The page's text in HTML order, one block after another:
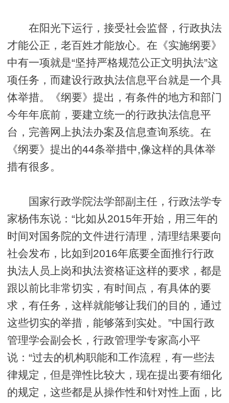
在阳光下运行，接受社会监督，行政执法
才能公正，老百姓才能放心。在《实施纲要》
中有一项就是“坚持严格规范公正文明执法”这
项任务，而建设行政执法信息平台就是一个具
体举措。《纲要》提出，有条件的地方和部门
今年年底前，要建立统一的行政执法信息平
台，完善网上执法办案及信息查询系统。在
《纲要》提出的44条举措中,像这样的具体举
措有很多。
国家行政学院法学部副主任，行政法学专
家杨伟东说：“比如从2015年开始，用三年的
时间对国务院的文件进行清理，清理结果要向
社会发布，比如到2016年底要全面推行行政
执法人员上岗和执法资格证这样的要求，都是
跟以前比非常切实，有时间点，有具体的要
求，有任务，这样就能够让我们的目的，通过
这些切实的举措，能够落到实处。”中国行政
管理学会副会长，行政管理学专家高小平
说：“过去的机构职能和工作流程，有一些法
律规定，但是弹性比较大，现在提出要有细化
的规定，这些都是从操作性和针对性上面，比